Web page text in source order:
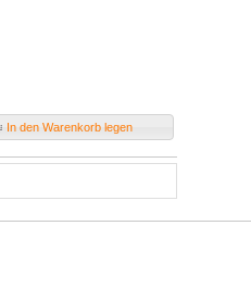
In den Warenkorb legen